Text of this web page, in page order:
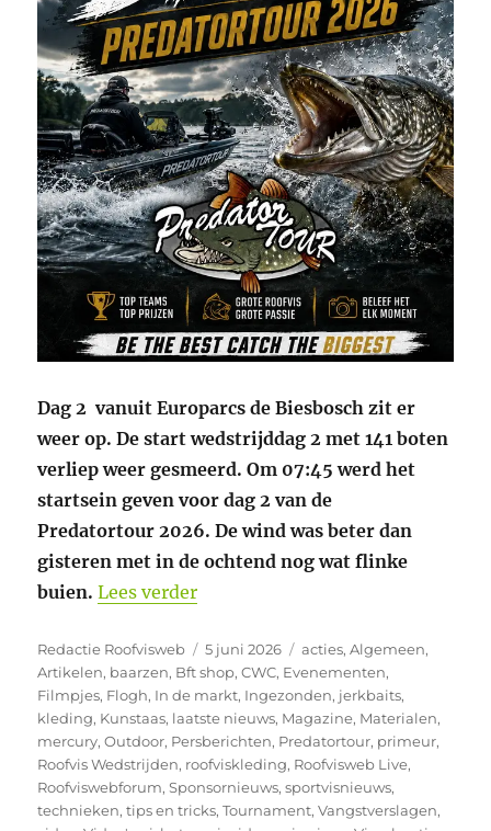
Dag 2 vanuit Europarcs de Biesbosch zit er
weer op. De start wedstrijddag 2 met 141 boten
verliep weer gesmeerd. Om 07:45 werd het
startsein geven voor dag 2 van de
Predatortour 2026. De wind was beter dan
gisteren met in de ochtend nog wat flinke
buien. Lees verder“2e wedstrijddag Predatortour
Auteur
Redactie Roofvisweb
Geplaatst
op
5 juni 2026 Categorieën
acties,Algemeen,
Artikelen, baarzen, Bft shop,CWC, Evenementen,
Filmpjes, Flogh, In de markt, Ingezonden, jerkbaits,
kleding, Kunstaas, laatste nieuws, Magazine, Materialen,
mercury,Outdoor, Persberichten, Predatortour, primeur,
Roofvis Wedstrijden, roofviskleding, Roofvisweb Live,
Roofviswebforum,Sponsornieuws,sportvisnieuws,
technieken,tips en tricks,Tournament,Vangstverslagen,